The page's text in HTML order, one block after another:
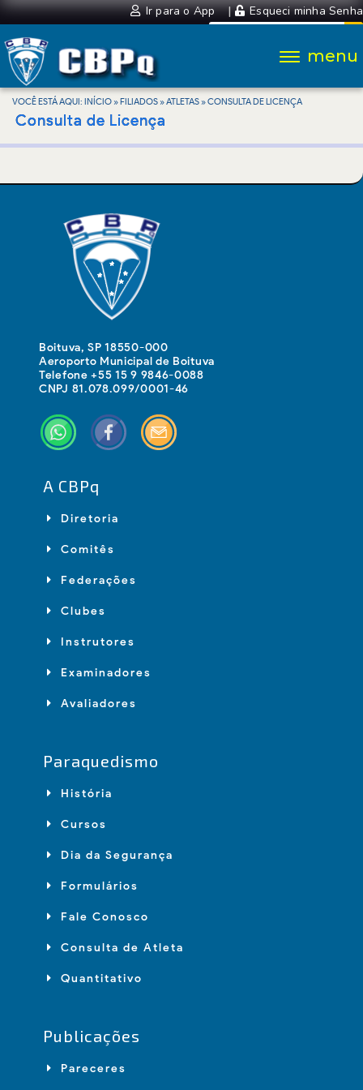
Esqueci minha Senha
Ir para o App |
VOCÊ ESTÁ AQUI: INÍCIO»FILIADOS»ATLETAS»CONSULTA DE LICENÇA
Consulta de Licença
Boituva, SP 18550-000
Aeroporto Municipal de Boituva
Telefone +55 15 9 9846-0088
CNPJ 81.078.099/0001-46
A CBPq
Diretoria
Comitês
Federações
Clubes
Instrutores
Examinadores
Avaliadores
Paraquedismo
História
Cursos
Dia da Segurança
Formulários
Fale Conosco
Consulta de Atleta
Quantitativo
Publicações
Pareceres